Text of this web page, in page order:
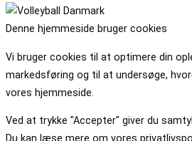
Denne hjemmeside bruger cookies
Vi bruger cookies til at optimere din
markedsføring og til at undersøge,
vores hjemmeside.
Ved at trykke "Accepter" giver du
Du kan læse mere om vores